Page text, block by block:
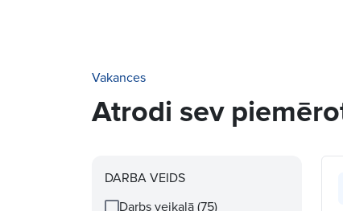
Vakances
Atrodi sev
DARBA VEIDS
Darbs veikalā (75)